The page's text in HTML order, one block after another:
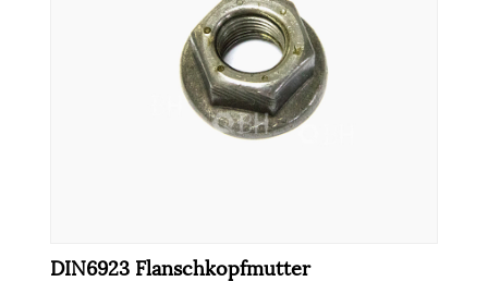
DIN6923 Flanschkopfmutter